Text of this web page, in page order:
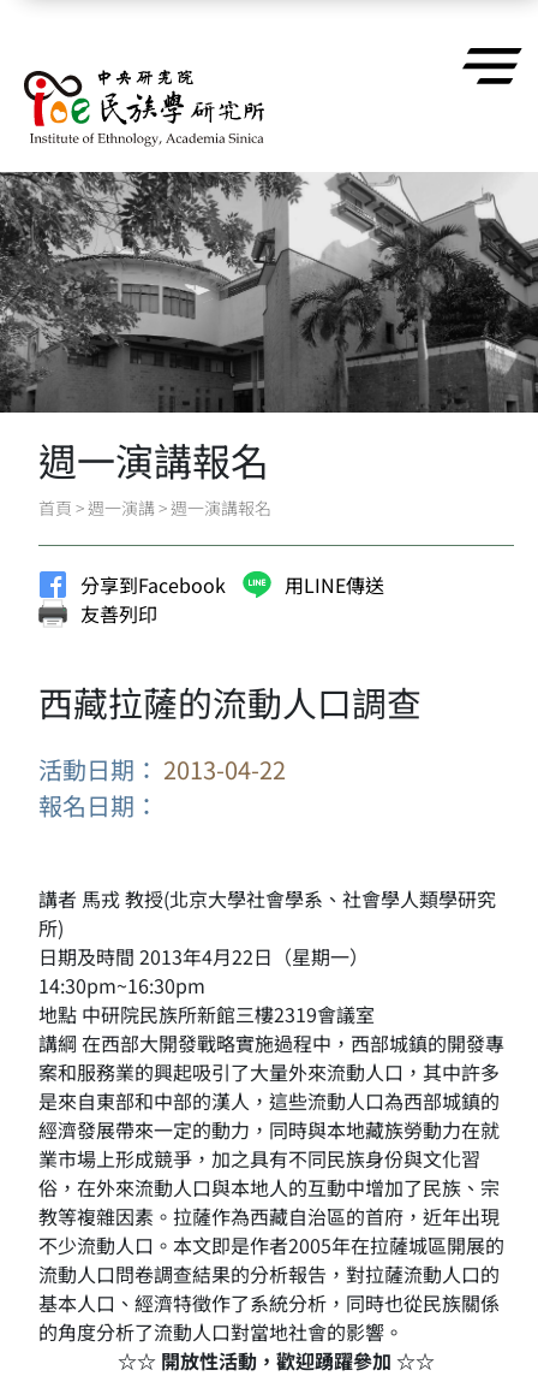
週一演講報名
首頁 >週一演講>週一演講報名
分享到Facebook
用LINE傳送
友善列印
西藏拉薩的流動人口調查
活動日期： 2013-04-22
報名日期：
講者 馬戎 教授(北京大學社會學系、社會學人類學研究
所)
日期及時間 2013年4月22日（星期一）
14:30pm~16:30pm
地點 中研院民族所新館三樓2319會議室
講綱 在西部大開發戰略實施過程中，西部城鎮的開發專
案和服務業的興起吸引了大量外來流動人口，其中許多
是來自東部和中部的漢人，這些流動人口為西部城鎮的
經濟發展帶來一定的動力，同時與本地藏族勞動力在就
業市場上形成競爭，加之具有不同民族身份與文化習
俗，在外來流動人口與本地人的互動中增加了民族、宗
教等複雜因素。拉薩作為西藏自治區的首府，近年出現
不少流動人口。本文即是作者2005年在拉薩城區開展的
流動人口問卷調查結果的分析報告，對拉薩流動人口的
基本人口、經濟特徵作了系統分析，同時也從民族關係
的角度分析了流動人口對當地社會的影響。
☆☆ 開放性活動，歡迎踴躍參加 ☆☆